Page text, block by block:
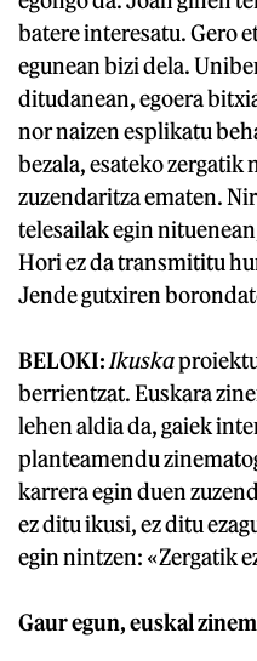
batere interesatu. Gero
egunean bizi dela.
ditudanean, egoera
nor naizen esplikatu
bezala, esateko zergatik
zuzendaritza ematen.
telesailak egin
Hori ez da transmititu
Jende gutxiren
BELOKI: Ikuska
berrientzat. Euskara
lehen aldia da, gaiek
planteamendu
karrera egin duen
ez ditu ikusi, ez ditu
egin nintzen: «Zergatik
Gaur egun, euskal